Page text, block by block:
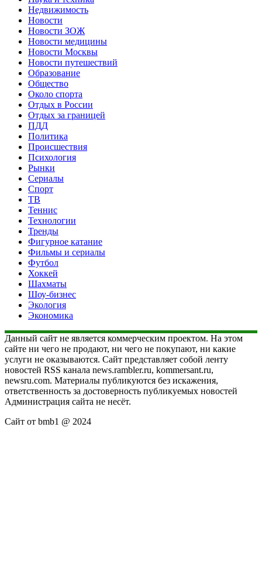
Недвижимость
Новости
Новости ЗОЖ
Новости медицины
Новости Москвы
Новости путешествий
Образование
Общество
Около спорта
Отдых в России
Отдых за границей
ПДД
Политика
Происшествия
Психология
Рынки
Сериалы
Спорт
ТВ
Теннис
Технологии
Тренды
Фигурное катание
Фильмы и сериалы
Футбол
Хоккей
Шахматы
Шоу-бизнес
Экология
Экономика
Данный сайт не является коммерческим проектом. На этом
сайте ни чего не продают, ни чего не покупают, ни какие
услуги не оказываются. Сайт представляет собой ленту
новостей RSS канала news.rambler.ru, kommersant.ru,
newsru.com. Материалы публикуются без искажения,
ответственность за достоверность публикуемых новостей
Администрация сайта не несёт.
Сайт от bmb1 @ 2024